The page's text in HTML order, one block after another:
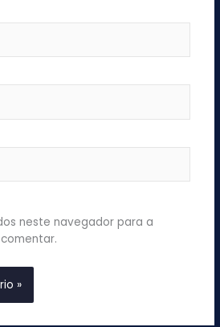
neste navegador para a